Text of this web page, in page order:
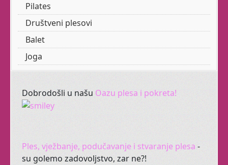
SEZONA 2025. -
Trbušni ples za seniorke.
Pilates
Društveni plesovi
Balet
Joga
Dobrodošli u našu Oazu plesa i pokreta!
Ples, vježbanje, podučavanjei stvaranje plesa -
su golemo zadovoljstvo, zarne?!